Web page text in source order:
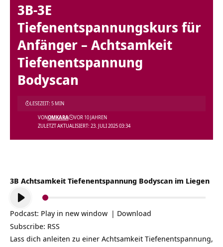
3B-3E
Tiefenentspannungskurs für
Anfänger – Achtsamkeit
Tiefenentspannung
Bodyscan
ZULETZT AKTUALISIERT: 23. JULI 2025 03:34
VONOMKARA VOR 10 JAHREN
LESEZEIT: 5 MIN
3B Achtsamkeit Tiefenentspannung Bodyscan im Liegen
Audio-
Player
Podcast: Play in new window | Download
Subscribe: RSS
Lass dich anleiten zu einer Achtsamkeit Tiefenentspannung,